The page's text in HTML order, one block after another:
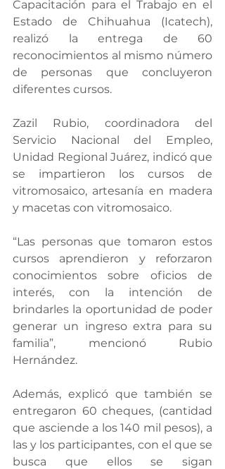
Capacitación para el Trabajo en el
Estado de Chihuahua (Icatech),
realizó la entrega de 60
reconocimientos al mismo número
de personas que concluyeron
diferentes cursos.
Zazil Rubio, coordinadora del
Servicio Nacional del Empleo,
Unidad Regional Juárez, indicó que
se impartieron los cursos de
vitromosaico, artesanía en madera
y macetas con vitromosaico.
“Las personas que tomaron estos
cursos aprendieron y reforzaron
conocimientos sobre oficios de
interés, con la intención de
brindarles la oportunidad de poder
generar un ingreso extra para su
familia”, mencionó Rubio
Hernández.
Además, explicó que también se
entregaron 60 cheques, (cantidad
que asciende a los 140 mil pesos), a
las y los participantes, con el que se
busca que ellos se sigan